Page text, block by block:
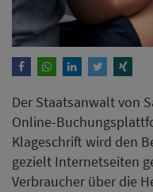
Der Staatsanwalt von
Online-
Klageschrift wird den
gezielt Internetseiten
Verbraucher über die